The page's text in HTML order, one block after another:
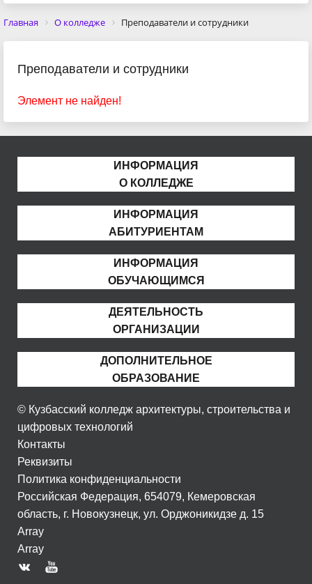
Главная О колледже Преподаватели и сотрудники
Преподаватели и сотрудники
Элемент не найден!
ИНФОРМАЦИЯ
О КОЛЛЕДЖЕ
ИНФОРМАЦИЯ
АБИТУРИЕНТАМ
ИНФОРМАЦИЯ
ОБУЧАЮЩИМСЯ
ДЕЯТЕЛЬНОСТЬ
ОРГАНИЗАЦИИ
ДОПОЛНИТЕЛЬНОЕ
ОБРАЗОВАНИЕ
© Кузбасский колледж архитектуры, строительства и
цифровых технологий
Контакты
Реквизиты
Политика конфиденциальности
Российская Федерация, 654079, Кемеровская
область, г. Новокузнецк, ул. Орджоникидзе д. 15
Array
Array